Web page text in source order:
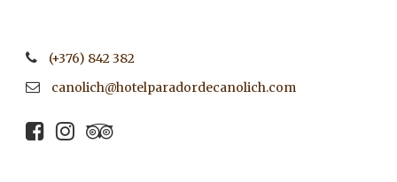
(+376) 842 382
canolich@hotelparadordecanolich.com